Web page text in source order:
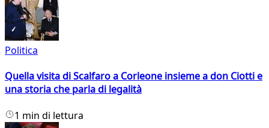
Politica
Quella visita di Scalfaro a Corleone insieme a don Ciotti e
una storia che parla di legalità
1 min di lettura